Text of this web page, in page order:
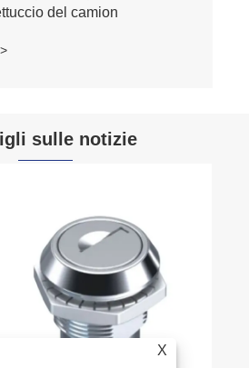
sulle notizie
cerniere per armadi
X